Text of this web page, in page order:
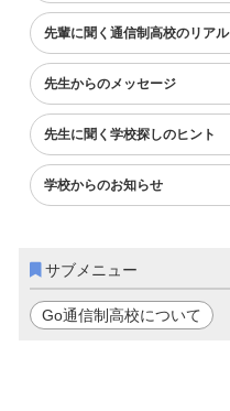
先輩に聞く通信制高校のリアル
先生からのメッセージ
先生に聞く学校探しのヒント
学校からのお知らせ
サブメニュー
Go通信制高校について